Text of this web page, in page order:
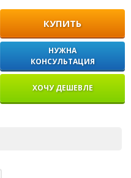
КУПИТЬ
НУЖНА
КОНСУЛЬТАЦИЯ
ХОЧУ ДЕШЕВЛЕ